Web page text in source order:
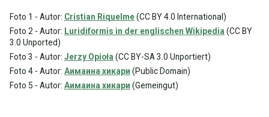
Foto 1 - Autor: Cristian Riquelme(CC BY 4.0 International)
Foto 2 - Autor: Luridiformis in der englischen Wikipedia (CC BY
3.0 Unported)
Foto 3 - Autor: Jerzy Opioła (CC BY-SA 3.0 Unportiert)
Foto 4 - Autor: Аимаина хикари (Public Domain)
Foto 5 - Autor: Аимаина хикари (Gemeingut)